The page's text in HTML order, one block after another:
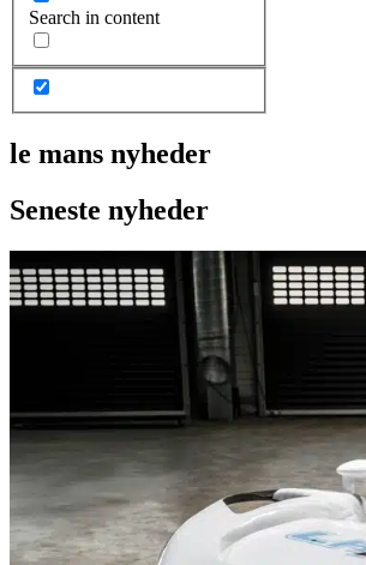
Search in content
le mans nyheder
Seneste nyheder